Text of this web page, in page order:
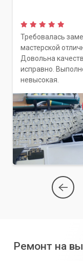
Требовалась
мастерской
Довольна
исправно.
невысокая.
Ремонт на